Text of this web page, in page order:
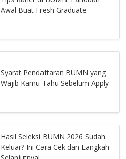
Awal Buat Fresh Graduate
Syarat Pendaftaran BUMN yang
Wajib Kamu Tahu Sebelum Apply
Hasil Seleksi BUMN 2026 Sudah
Keluar? Ini Cara Cek dan Langkah